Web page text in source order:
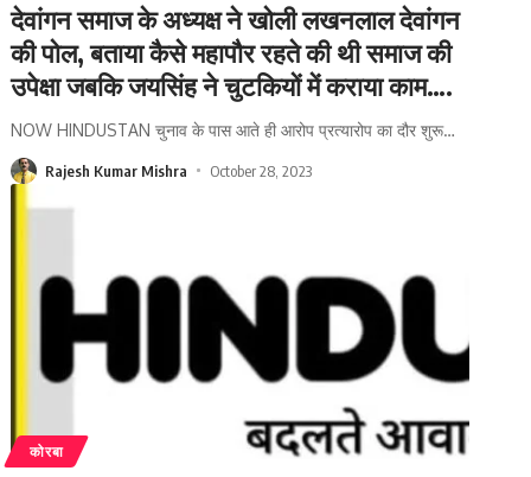
देवांगन समाज के अध्यक्ष ने खोली लखनलाल देवांगन
की पोल, बताया कैसे महापौर रहते की थी समाज की
उपेक्षा जबकि जयसिंह ने चुटकियों में कराया काम….
NOW HINDUSTAN चुनाव के पास आते ही आरोप प्रत्यारोप का दौर शुरू…
Rajesh Kumar Mishra October 28, 2023
कोरबा